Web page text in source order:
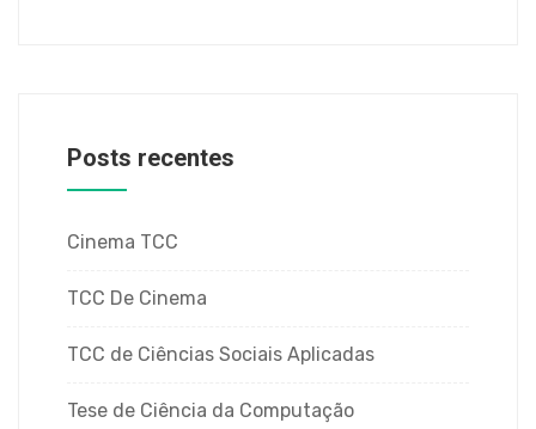
Posts recentes
Cinema TCC
TCC De Cinema
TCC de Ciências Sociais Aplicadas
Tese de Ciência da Computação